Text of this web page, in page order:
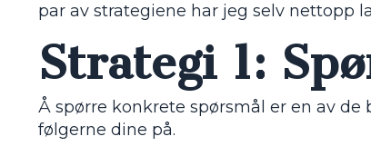
par av strategiene har jeg selv nettopp
Strategi 1:
Å spørre konkrete spørsmål er en av
følgerne dine på.